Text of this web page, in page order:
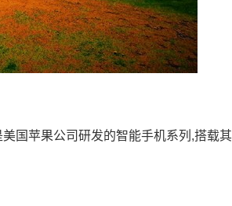
国苹果公司研发的智能手机系列,搭载